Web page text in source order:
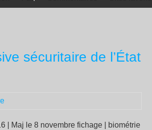
sécuritaire de l’État
| Maj le 8 novembre fichage | biométrie